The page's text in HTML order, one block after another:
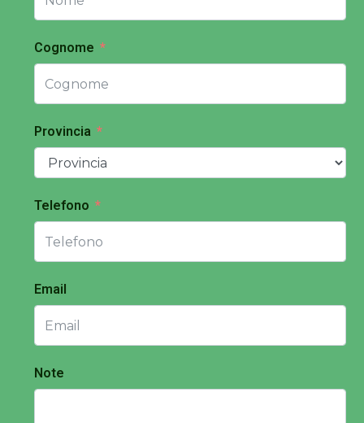
Cognome
Provincia
Telefono
Email
Note